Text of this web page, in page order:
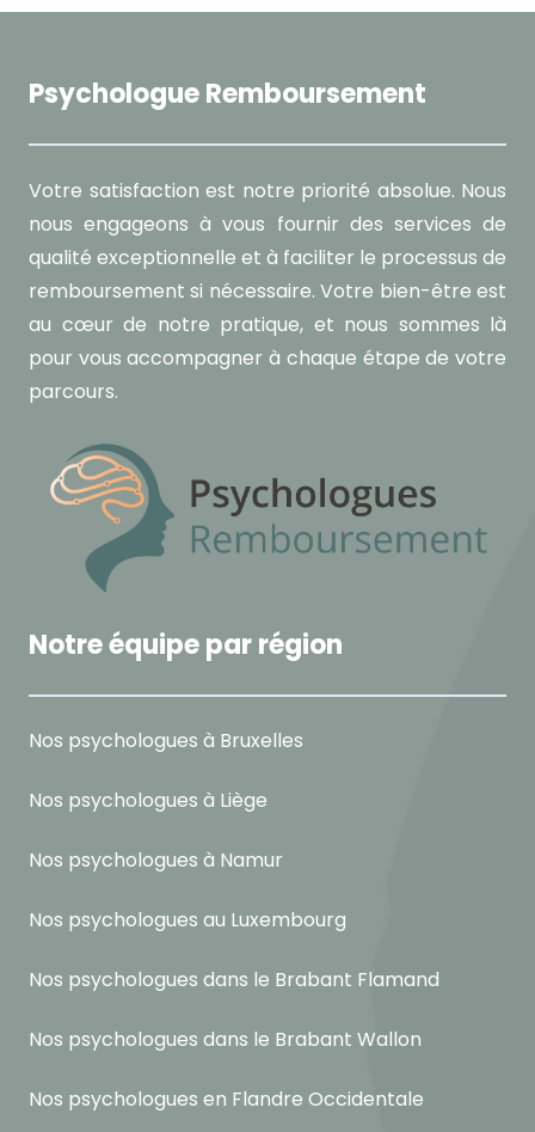
Psychologue Remboursement
Votre satisfaction est notre priorité absolue. Nous
nous engageons à vous fournir des services de
qualité exceptionnelle et à faciliter le processus de
remboursement si nécessaire. Votre bien-être est
au cœur de notre pratique, et nous sommes là
pour vous accompagner à chaque étape de votre
parcours.
Notre équipe par région
Nos psychologues à Bruxelles
Nos psychologues à Liège
Nos psychologues à Namur
Nos psychologues au Luxembourg
Nos psychologues dans le Brabant Flamand
Nos psychologues dans le Brabant Wallon
Nos psychologues en Flandre Occidentale